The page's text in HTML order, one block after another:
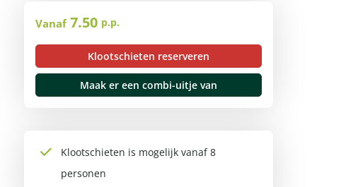
Vanaf7.50 p.p.
Klootschieten reserveren
Maak er een combi-uitje van
Klootschieten is mogelijk vanaf 8
personen